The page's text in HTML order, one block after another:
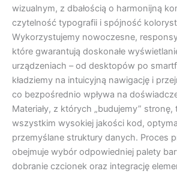
wizualnym, z dbałością o harmonijną
czytelność typografii i spójność
Wykorzystujemy nowoczesne,
które gwarantują doskonałe
urządzeniach – od desktopów po
kładziemy na intuicyjną nawigację i
co bezpośrednio wpływa na
Materiały, z których „budujemy” stronę,
wszystkim wysokiej jakości kod,
przemyślane struktury danych. Proces
obejmuje wybór odpowiedniej palety
dobranie czcionek oraz integrację